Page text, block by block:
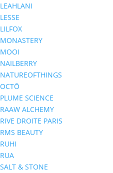
LEAHLANI
LESSE
LILFOX
MONASTERY
MOOI
NAILBERRY
NATUREOFTHINGS
OCTŌ
PLUME SCIENCE
RAAW ALCHEMY
RIVE DROITE PARIS
RMS BEAUTY
RUHI
RUA
SALT & STONE